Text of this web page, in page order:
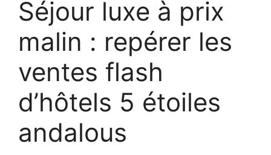
Séjour luxe à prix
malin : repérer les
ventes flash
d’hôtels 5 étoiles
andalous